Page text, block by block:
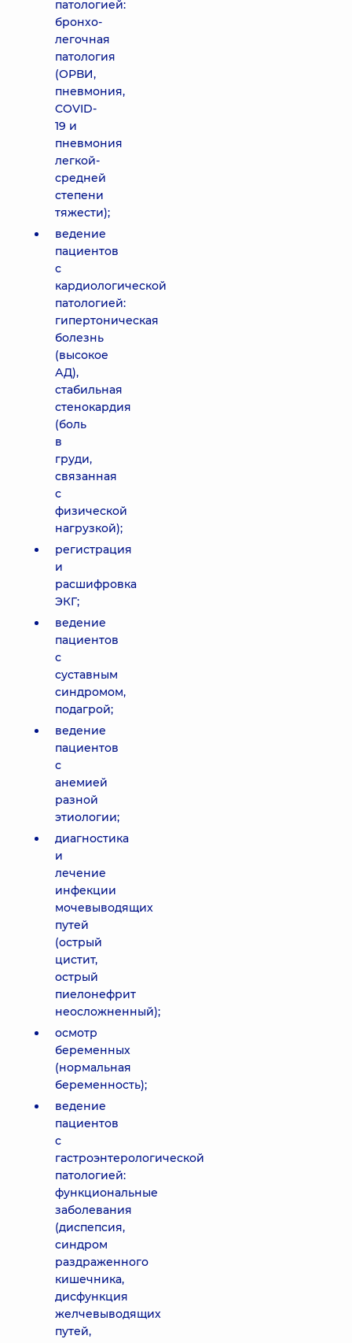
патологией:
бронхо-
легочная
патология
(ОРВИ,
пневмония,
COVID-
19 и
пневмония
легкой-
средней
степени
тяжести);
ведение
пациентов
с
кардиологической
патологией:
гипертоническая
болезнь
(высокое
АД),
стабильная
стенокардия
(боль
в
груди,
связанная
с
физической
нагрузкой);
регистрация
и
расшифровка
ЭКГ;
ведение
пациентов
с
суставным
синдромом,
подагрой;
ведение
пациентов
с
анемией
разной
этиологии;
диагностика
и
лечение
инфекции
мочевыводящих
путей
(острый
цистит,
острый
пиелонефрит
неосложненный);
осмотр
беременных
(нормальная
беременность);
ведение
пациентов
с
гастроэнтерологической
патологией:
функциональные
заболевания
(диспепсия,
синдром
раздраженного
кишечника,
дисфункция
желчевыводящих
путей,